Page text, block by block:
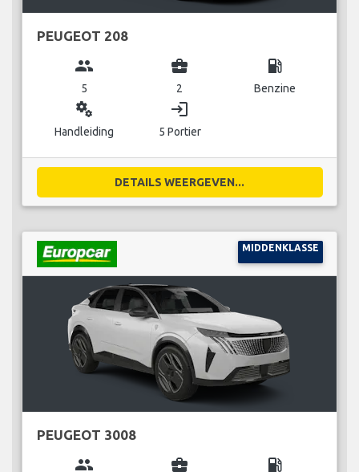
PEUGEOT 208
group
5
business_center
2
local_gas_station
Benzine
miscellaneous_services
Handleiding
login
5 Portier
DETAILS WEERGEVEN...
MIDDENKLASSE
PEUGEOT 3008
group business_center local_gas_station